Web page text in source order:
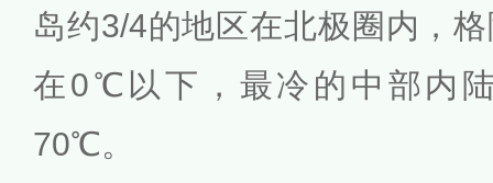
岛约3/4的地区在北极圈内，
在0℃以下，最冷的中部内
70℃。